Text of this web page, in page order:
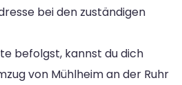
bei den zuständigen
befolgst, kannst du dich
von Mühlheim an der Ruhr